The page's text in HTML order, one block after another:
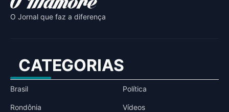
O Jornal que faz a diferença
CATEGORIAS
Brasil Política
Rondônia Vídeos